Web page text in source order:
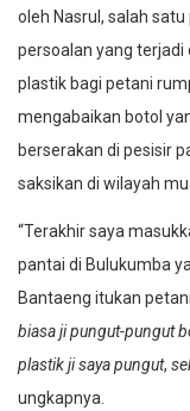
persoalan yang
plastik bagi petani
mengabaikan botol
berserakan di pesisir
saksikan di wilayah
pantai di Bulukumba
Bantaeng itukan
biasa ji pungut-pungut
plastik ji saya pungut,
ungkapnya.